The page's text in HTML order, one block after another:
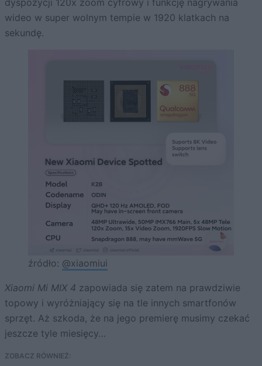
dyspozycji 120x zoom cyfrowy i funkcję nagrywania
wideo w super wolnym tempie w 1920 klatkach na
sekundę.
źródło: @xiaomiui
Xiaomi Mi MIX 4 zapowiada się zatem na prawdziwie
topowy i wyróżniający się na tle innych smartfonów
sprzęt. Aż szkoda, że na jego premierę musimy czekać
jeszcze tyle miesięcy…
ZOBACZ RÓWNIEŻ: